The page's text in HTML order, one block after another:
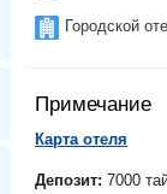
Городской
Примечание
Карта отеля
Депозит: 7000